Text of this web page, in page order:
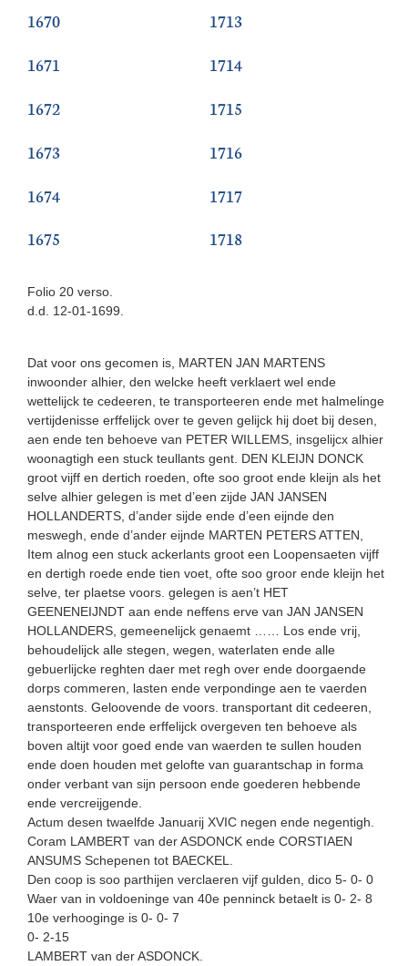
1670
1671
1672
1673
1674
1675
1713
1714
1715
1716
1717
1718
Folio 20 verso.
d.d. 12-01-1699.
Dat voor ons gecomen is, MARTEN JAN MARTENS
inwoonder alhier, den welcke heeft verklaert wel ende
wettelijck te cedeeren, te transporteeren ende met halmelinge
vertijdenisse erffelijck over te geven gelijck hij doet bij desen,
aen ende ten behoeve van PETER WILLEMS, insgelijcx alhier
woonagtigh een stuck teullants gent. DEN KLEIJN DONCK
groot vijff en dertich roeden, ofte soo groot ende kleijn als het
selve alhier gelegen is met d’een zijde JAN JANSEN
HOLLANDERTS, d’ander sijde ende d’een eijnde den
meswegh, ende d’ander eijnde MARTEN PETERS ATTEN,
Item alnog een stuck ackerlants groot een Loopensaeten vijff
en dertigh roede ende tien voet, ofte soo groor ende kleijn het
selve, ter plaetse voors. gelegen is aen’t HET
GEENENEIJNDT aan ende neffens erve van JAN JANSEN
HOLLANDERS, gemeenelijck genaemt …… Los ende vrij,
behoudelijck alle stegen, wegen, waterlaten ende alle
gebuerlijcke reghten daer met regh over ende doorgaende
dorps commeren, lasten ende verpondinge aen te vaerden
aenstonts. Geloovende de voors. transportant dit cedeeren,
transporteeren ende erffelijck overgeven ten behoeve als
boven altijt voor goed ende van waerden te sullen houden
ende doen houden met gelofte van guarantschap in forma
onder verbant van sijn persoon ende goederen hebbende
ende vercreijgende.
Actum desen twaelfde Januarij XVIC negen ende negentigh.
Coram LAMBERT van der ASDONCK ende CORSTIAEN
ANSUMS Schepenen tot BAECKEL.
Den coop is soo parthijen verclaeren vijf gulden, dico 5- 0- 0
Waer van in voldoeninge van 40e penninck betaelt is 0- 2- 8
10e verhooginge is 0- 0- 7
0- 2-15
LAMBERT van der ASDONCK.